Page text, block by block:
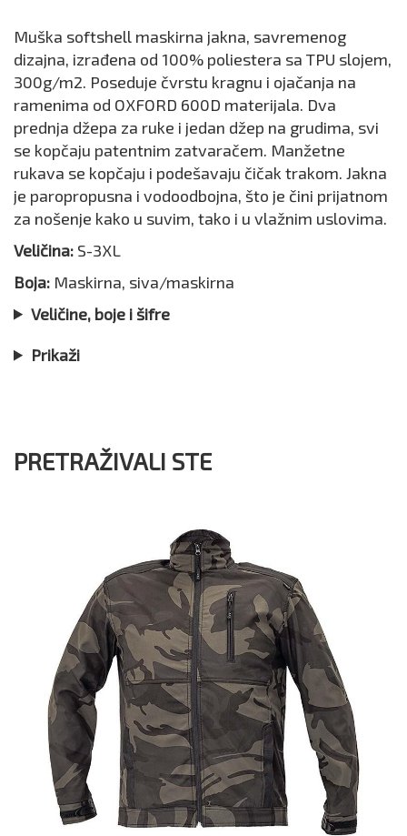
Muška softshell maskirna jakna, savremenog
dizajna, izrađena od 100% poliestera sa TPU slojem,
300g/m2. Poseduje čvrstu kragnu i ojačanja na
ramenima od OXFORD 600D materijala. Dva
prednja džepa za ruke i jedan džep na grudima, svi
se kopčaju patentnim zatvaračem. Manžetne
rukava se kopčaju i podešavaju čičak trakom. Jakna
je paropropusna i vodoodbojna, što je čini prijatnom
za nošenje kako u suvim, tako i u vlažnim uslovima.
Veličina: S-3XL
Boja: Maskirna, siva/maskirna
Veličine, boje i šifre
Prikaži
PRETRAŽIVALI STE